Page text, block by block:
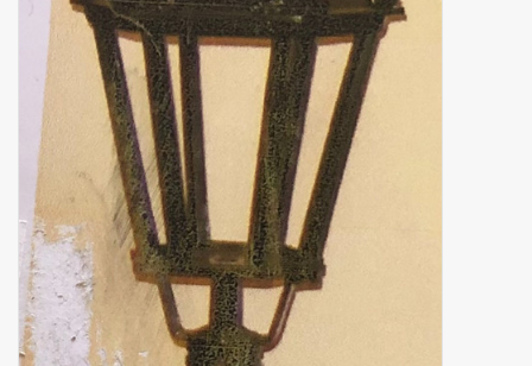
ANTIEK , Curiosa en
Replica's
Cadeau artikelen
Diversen
Winkel decoratie